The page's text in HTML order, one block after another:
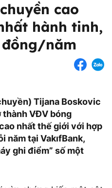
cao
hành tinh,
năm
Tijana Boskovic
VĐV bóng
nhất thế giới với hợp
năm tại VakıfBank,
ghi điểm” số một